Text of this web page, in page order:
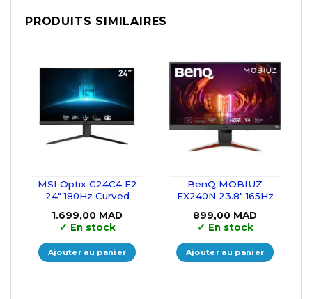
PRODUITS SIMILAIRES
MSI Optix G24C4 E2
24″ 180Hz Curved
1.699,00 MAD
✓ En stock
Ajouter au panier
BenQ MOBIUZ
EX240N 23.8″ 165Hz
899,00 MAD
✓ En stock
Ajouter au panier